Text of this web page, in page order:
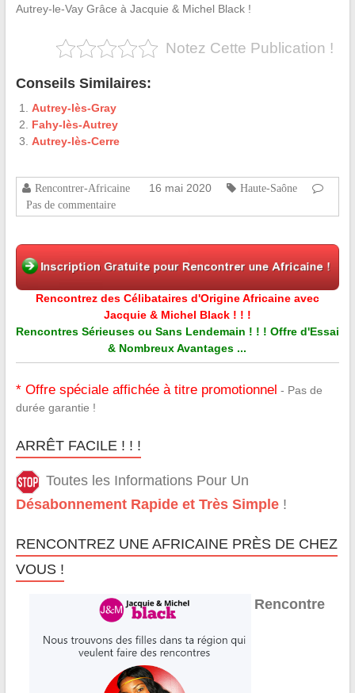
Autrey-le-Vay Grâce à Jacquie & Michel Black !
Notez Cette Publication !
Conseils Similaires:
Autrey-lès-Gray
Fahy-lès-Autrey
Autrey-lès-Cerre
Rencontrer-Africaine 16 mai 2020
Haute-Saône
Pas de commentaire
Rencontrez des Célibataires d'Origine Africaine avec
Jacquie & Michel Black ! ! !
Rencontres Sérieuses ou Sans Lendemain ! ! ! Offre d'Essai
& Nombreux Avantages ...
* Offre spéciale affichée à titre promotionnel - Pas de
durée garantie !
ARRÊT FACILE ! ! !
Toutes les Informations Pour Un
Désabonnement Rapide et Très Simple!
RENCONTREZ UNE AFRICAINE PRÈS DE CHEZ
VOUS !
Rencontre